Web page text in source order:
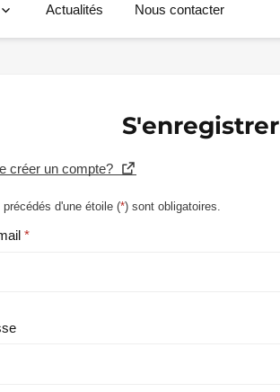
Actualités Nous contacter
S'enregistrer
créer un compte?
d'une étoile (*) sont obligatoires.